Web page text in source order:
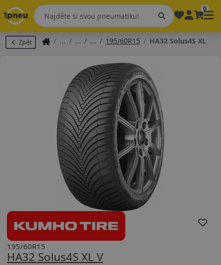
0
Zpět 195/60R15 HA32 Solus4S XL
HA32 Solus4S XL V
195/60R15